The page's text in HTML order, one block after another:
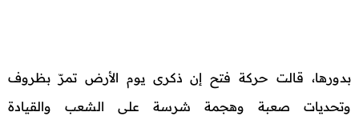
بدورها، قالت حركة فتح إن ذكرى يوم الأرض تمرّ بظروف
وتحديات صعبة وهجمة شرسة على الشعب والقيادة